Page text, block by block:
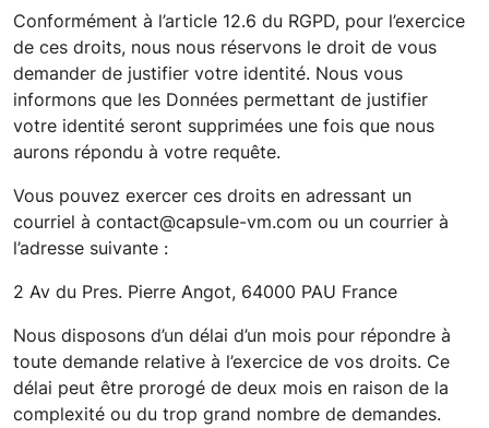
Conformément à l’article 12.6 du RGPD, pour l’exercice
de ces droits, nous nous réservons le droit de vous
demander de justifier votre identité. Nous vous
informons que les Données permettant de justifier
votre identité seront supprimées une fois que nous
aurons répondu à votre requête.
Vous pouvez exercer ces droits en adressant un
courriel à contact@capsule-vm.com ou un courrier à
l’adresse suivante :
2 Av du Pres. Pierre Angot, 64000 PAU France
Nous disposons d’un délai d’un mois pour répondre à
toute demande relative à l’exercice de vos droits. Ce
délai peut être prorogé de deux mois en raison de la
complexité ou du trop grand nombre de demandes.